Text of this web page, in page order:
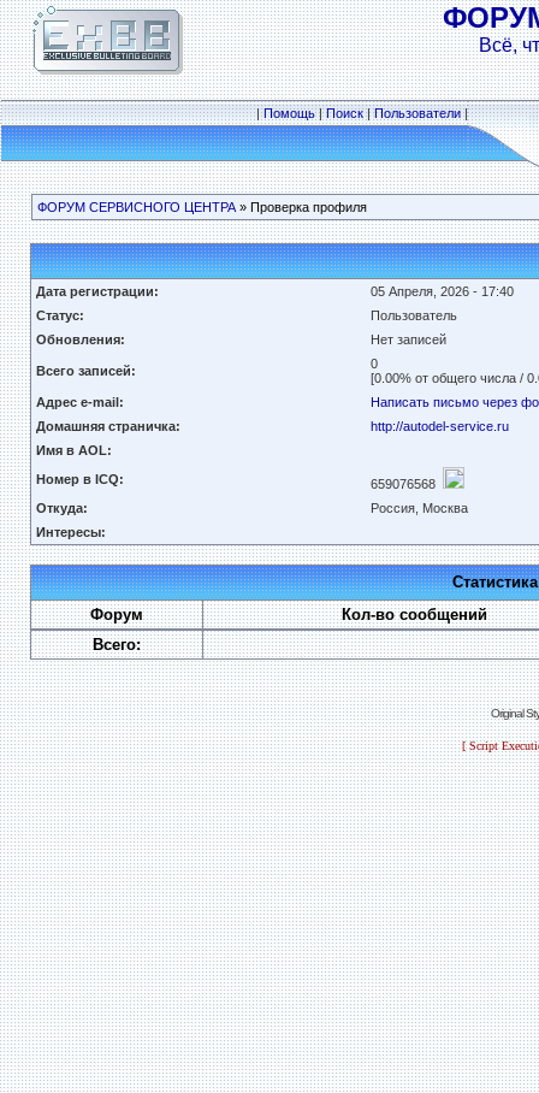
Всё,
|Помощь|Поиск|Пользователи|
ФОРУМ СЕРВИСНОГО ЦЕНТРА» Проверка профиля
Дата регистрации:
05 Апреля, 2026 - 17:40
Статус:
Пользователь
Обновления:
Нет записей
Всего записей:
0
[0.00% от общего числа /
Адрес e-mail:
Написать письмо через
Домашняя страничка:
http://autodel-service.ru
Имя в AOL:
Номер в ICQ:
659076568
Откуда:
Россия, Москва
Интересы:
Форум
Кол-во сообщений
Всего:
Original
[ Script